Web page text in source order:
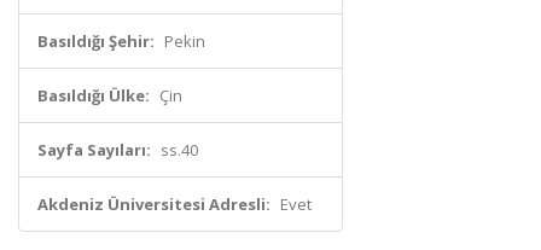
Basıldığı Şehir: Pekin
Basıldığı Ülke: Çin
Sayfa Sayıları: ss.40
Akdeniz Üniversitesi Adresli: Evet